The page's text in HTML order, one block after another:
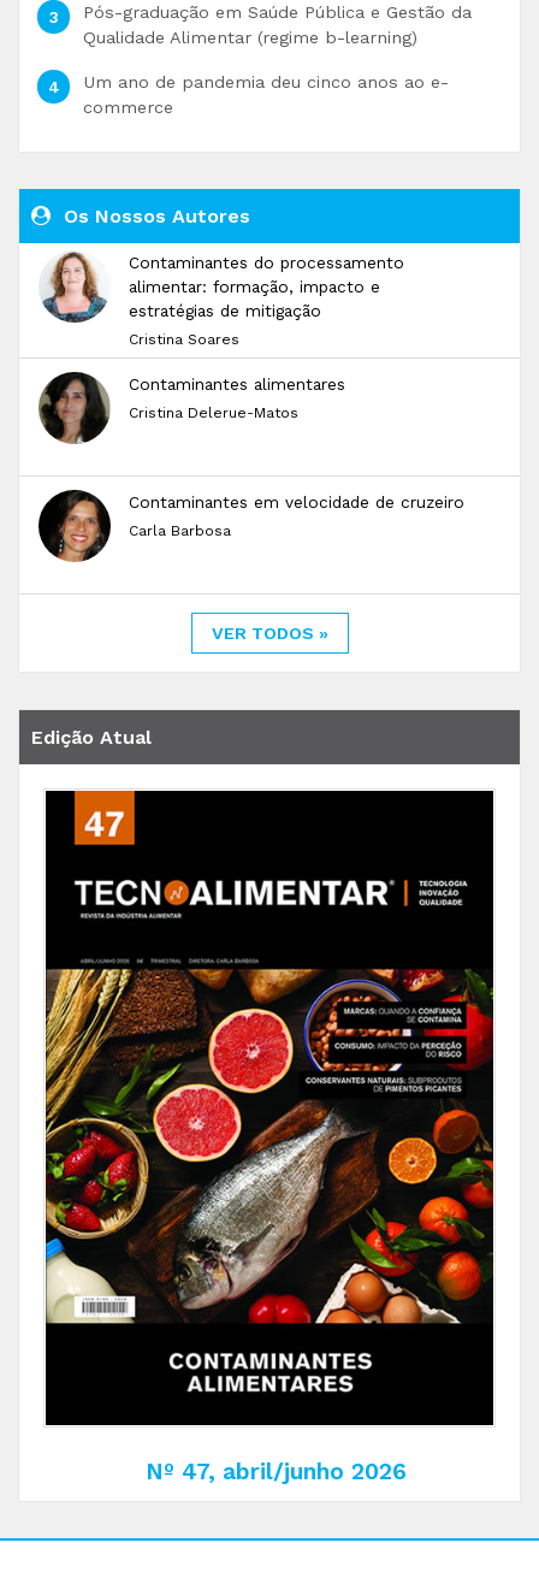
Pós-graduação em Saúde Pública e Gestão da
Qualidade Alimentar (regime b-learning)
Um ano de pandemia deu cinco anos ao e-
commerce
Os Nossos Autores
Contaminantes do processamento
alimentar: formação, impacto e
estratégias de mitigação
Cristina Soares
Contaminantes alimentares
Cristina Delerue-Matos
Contaminantes em velocidade de cruzeiro
Carla Barbosa
VER TODOS »
Edição Atual
Nº 47, abril/junho 2026